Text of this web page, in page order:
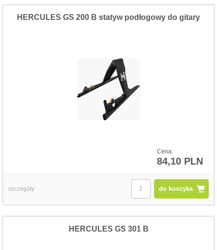
Cena:
84,10 PLN
HERCULES GS 200 B statyw podłogowy do gitary
do koszyka
szczegóły
HERCULES GS 301 B